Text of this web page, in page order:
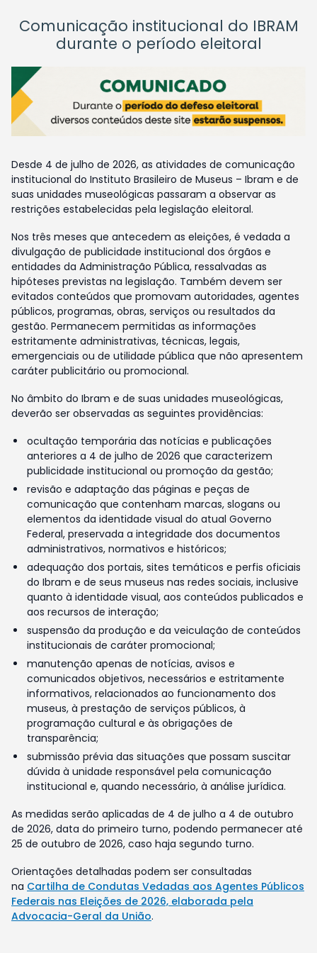
Comunicação institucional do IBRAM
durante o período eleitoral
Desde 4 de julho de 2026, as atividades de comunicação
institucional do Instituto Brasileiro de Museus – Ibram e de
suas unidades museológicas passaram a observar as
restrições estabelecidas pela legislação eleitoral.
Nos três meses que antecedem as eleições, é vedada a
divulgação de publicidade institucional dos órgãos e
entidades da Administração Pública, ressalvadas as
hipóteses previstas na legislação. Também devem ser
evitados conteúdos que promovam autoridades, agentes
públicos, programas, obras, serviços ou resultados da
gestão. Permanecem permitidas as informações
estritamente administrativas, técnicas, legais,
emergenciais ou de utilidade pública que não apresentem
caráter publicitário ou promocional.
No âmbito do Ibram e de suas unidades museológicas,
deverão ser observadas as seguintes providências:
ocultação temporária das notícias e publicações
anteriores a 4 de julho de 2026 que caracterizem
publicidade institucional ou promoção da gestão;
revisão e adaptação das páginas e peças de
comunicação que contenham marcas, slogans ou
elementos da identidade visual do atual Governo
Federal, preservada a integridade dos documentos
administrativos, normativos e históricos;
adequação dos portais, sites temáticos e perfis oficiais
do Ibram e de seus museus nas redes sociais, inclusive
quanto à identidade visual, aos conteúdos publicados e
aos recursos de interação;
suspensão da produção e da veiculação de conteúdos
institucionais de caráter promocional;
manutenção apenas de notícias, avisos e
comunicados objetivos, necessários e estritamente
informativos, relacionados ao funcionamento dos
museus, à prestação de serviços públicos, à
programação cultural e às obrigações de
transparência;
submissão prévia das situações que possam suscitar
dúvida à unidade responsável pela comunicação
institucional e, quando necessário, à análise jurídica.
As medidas serão aplicadas de 4 de julho a 4 de outubro
de 2026, data do primeiro turno, podendo permanecer até
25 de outubro de 2026, caso haja segundo turno.
Orientações detalhadas podem ser consultadas
na Cartilha de Condutas Vedadas aos Agentes Públicos
Federais nas Eleições de 2026, elaborada pela
Advocacia-Geral da União.